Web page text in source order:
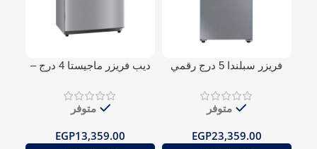
فريزر سبلندا 5 درج رقمي
متوفر
EGP23,359.00
ديب فريزر ماجيستا 4 درج –
متوفر
EGP13,359.00